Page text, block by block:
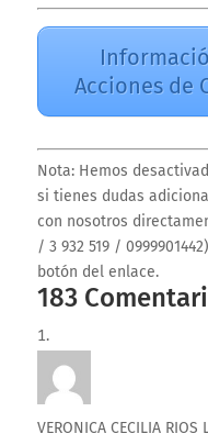
Acciones de
Nota: Hemos
si tienes dudas
con nosotros
/ 3 932 519 /
botón del enlace.
183
VERONICA CECILIA RIOS